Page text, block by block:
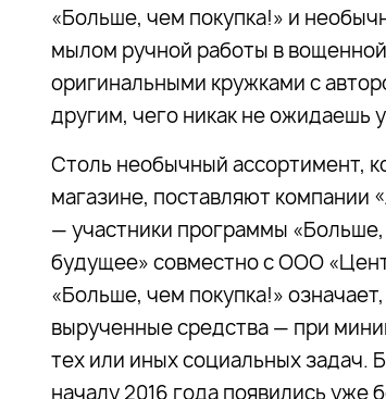
«Больше, чем покупка!» и
мылом ручной работы в
оригинальными кружками с
другим, чего никак не ожидаешь
Столь необычный ассортимент,
магазине, поставляют
— участники программы
будущее» совместно с ООО
«Больше, чем покупка!»
вырученные средства — при
тех или иных социальных задач.
началу 2016 года появились